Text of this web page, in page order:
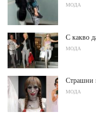
МОДА
С какво
МОДА
Страшни
МОДА